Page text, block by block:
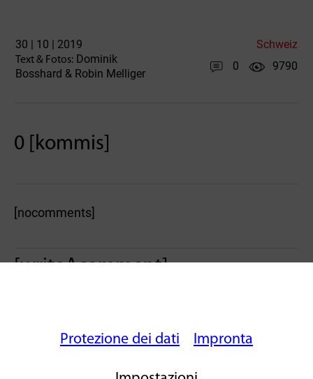
30 | 10 | 2019 Schweiz
Text & Fotos: Dominik
Bosshard & Robin Melliger
0 9790
0 [kommis]
[nocomments]
[writeAcomment]
Protezione dei dati Impronta